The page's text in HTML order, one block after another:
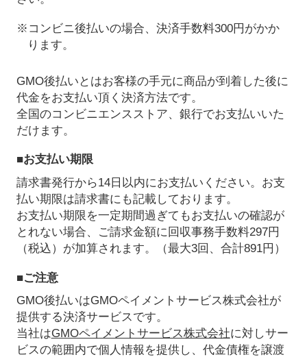
※コンビニ後払いの場合、決済手数料300円がかか
ります。
GMO後払いとはお客様の手元に商品が到着した後に
代金をお支払い頂く決済方法です。
全国のコンビニエンスストア、銀行でお支払いいた
だけます。
■お支払い期限
請求書発行から14日以内にお支払いください。お支
払い期限は請求書にも記載しております。
お支払い期限を一定期間過ぎてもお支払いの確認が
とれない場合、ご請求金額に回収事務手数料297円
（税込）が加算されます。（最大3回、合計891円）
■ご注意
GMO後払いはGMOペイメントサービス株式会社が
提供する決済サービスです。
当社はGMOペイメントサービス株式会社に対しサー
ビスの範囲内で個人情報を提供し、代金債権を譲渡